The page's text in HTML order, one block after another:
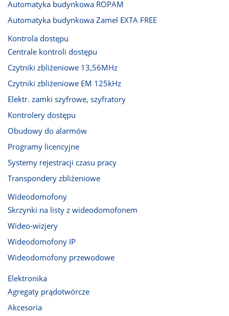
Automatyka budynkowa ROPAM
Automatyka budynkowa Zamel EXTA FREE
Kontrola dostępu
Centrale kontroli dostępu
Czytniki zbliżeniowe 13,56MHz
Czytniki zbliżeniowe EM 125kHz
Elektr. zamki szyfrowe, szyfratory
Kontrolery dostępu
Obudowy do alarmów
Programy licencyjne
Systemy rejestracji czasu pracy
Transpondery zbliżeniowe
Wideodomofony
Skrzynki na listy z wideodomofonem
Wideo-wizjery
Wideodomofony IP
Wideodomofony przewodowe
Elektronika
Agregaty prądotwórcze
Akcesoria